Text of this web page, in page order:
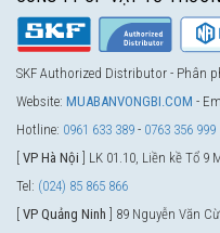
SKF Authorized Distributor - Phân
Website: MUABANVONGBI.COM -
Hotline: 0961 633 389 - 0763 356 999
VP Hà Nội ] LK 01.10, Liền kề Tổ
Tel: (024) 85 865 866
VP Quảng Ninh ] 89 Nguyễn Văn